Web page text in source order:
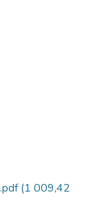
(1 009,42